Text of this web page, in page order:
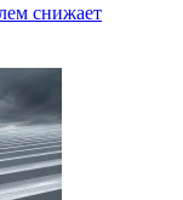
снижает